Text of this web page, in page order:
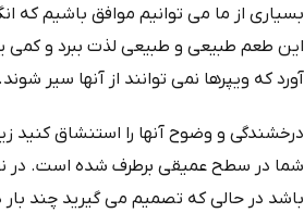
این طعم طبیعی و طبیعی لذت ببرد و کمی
آورد که ویپرها نمی توانند از آنها سیر
درخشندگی و وضوح آنها را استنشاق کنید
باشد در حالی که تصمیم می‌ گیرید چند